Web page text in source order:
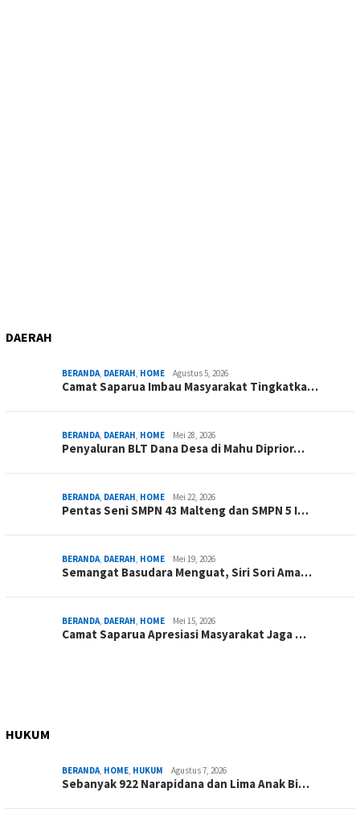
DAERAH
BERANDA DAERAH HOME Agustus 5, 2026
Camat Saparua Imbau Masyarakat Tingkatka…
BERANDA DAERAH HOME Mei 28, 2026
Penyaluran BLT Dana Desa di Mahu Diprior…
BERANDA DAERAH HOME Mei 22, 2026
Pentas Seni SMPN 43 Malteng dan SMPN 5 I…
BERANDA DAERAH HOME Mei 19, 2026
Semangat Basudara Menguat, Siri Sori Ama…
BERANDA DAERAH HOME Mei 15, 2026
Camat Saparua Apresiasi Masyarakat Jaga …
HUKUM
BERANDA HOME HUKUM Agustus 7, 2026
Sebanyak 922 Narapidana dan Lima Anak Bi…